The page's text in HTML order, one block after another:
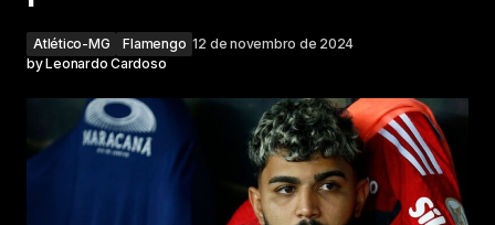
Atlético-MG Flamengo 12 de novembro de 2024
byLeonardo Cardoso